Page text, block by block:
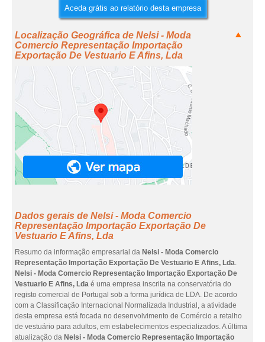
Aceda grátis ao relatório desta empresa
Localização Geográfica de Nelsi - Moda
Comercio Representação Importação
Exportação De Vestuario E Afins, Lda
Dados gerais de Nelsi - Moda Comercio
Representação Importação Exportação De
Vestuario E Afins, Lda
Resumo da informação empresarial da Nelsi - Moda Comercio
Representação Importação Exportação De Vestuario E Afins, Lda.
Nelsi - Moda Comercio Representação Importação Exportação De
Vestuario E Afins, Lda é uma empresa inscrita na conservatória do
registo comercial de Portugal sob a forma jurídica de LDA. De acordo
com a Classificação Internacional Normalizada Industrial, a atividade
desta empresa está focada no desenvolvimento de Comércio a retalho
de vestuário para adultos, em estabelecimentos especializados. A última
atualização da Nelsi - Moda Comercio Representação Importação